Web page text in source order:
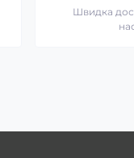
Швидка